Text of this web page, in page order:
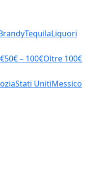
TequilaLiquori
50€ – 100€Oltre 100€
Stati UnitiMessico